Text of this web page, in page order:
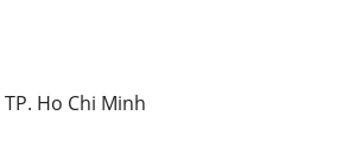
Ho Chi Minh